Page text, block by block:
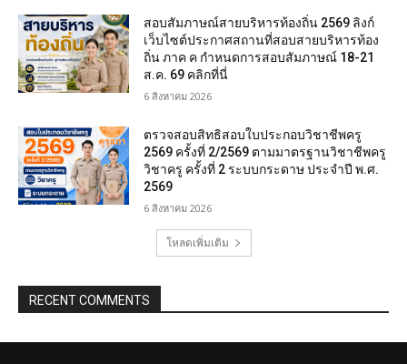
สอบสัมภาษณ์สายบริหารท้องถิ่น 2569 ลิงก์
เว็บไซต์ประกาศสถานที่สอบสายบริหารท้อง
ถิ่น ภาค ค กำหนดการสอบสัมภาษณ์ 18-21
ส.ค. 69 คลิกที่นี่
6 สิงหาคม 2026
ตรวจสอบสิทธิสอบใบประกอบวิชาชีพครู
2569 ครั้งที่ 2/2569 ตามมาตรฐานวิชาชีพครู
วิชาครู ครั้งที่ 2 ระบบกระดาษ ประจำปี พ.ศ.
2569
6 สิงหาคม 2026
โหลดเพิ่มเติม
RECENT COMMENTS